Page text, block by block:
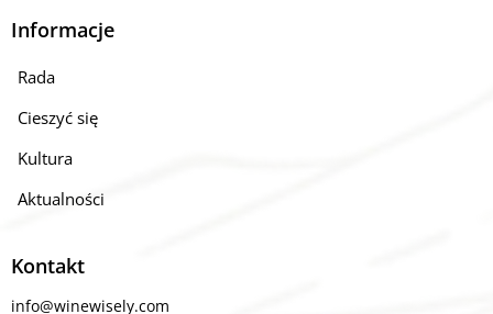
Informacje
Rada
Cieszyć się
Kultura
Aktualności
Kontakt
info@winewisely.com